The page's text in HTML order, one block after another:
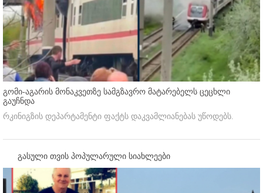
გომი-აგარის მონაკვეთზე სამგზავრო მატარებელს ცეცხლი
გაუჩნდა
რკინიგზის დეპარტამენტი ფაქტს დაკვამლიანებას უწოდებს.
გასული თვის პოპულარული სიახლეები